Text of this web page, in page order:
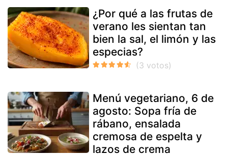
¿Por qué a las frutas de
verano les sientan tan
bien la sal, el limón y las
especias?
Menú vegetariano, 6 de
agosto: Sopa fría de
rábano, ensalada
cremosa de espelta y
lazos de crema